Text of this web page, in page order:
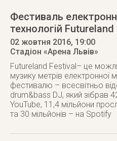
Фестиваль
технологій
02 жовтня 2016, 19:00
Стадіон «Арена Львів»
Futureland Festival– це
музику метрів електронної
фестивалю – всесвітньо
drum&bass DJ, який зібрав
YouTube, 11,4 мільйони
та 30 мільйонів – на Spotify